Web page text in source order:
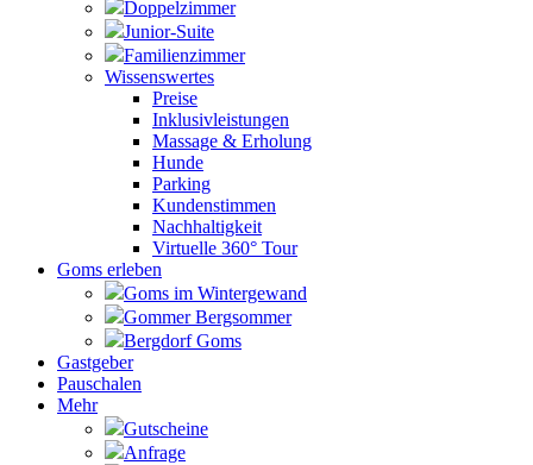
Doppelzimmer
Junior-Suite
Familienzimmer
Wissenswertes
Preise
Inklusivleistungen
Massage & Erholung
Hunde
Parking
Kundenstimmen
Nachhaltigkeit
Virtuelle 360° Tour
Goms erleben
Goms im Wintergewand
Gommer Bergsommer
Bergdorf Goms
Gastgeber
Pauschalen
Mehr
Gutscheine
Anfrage